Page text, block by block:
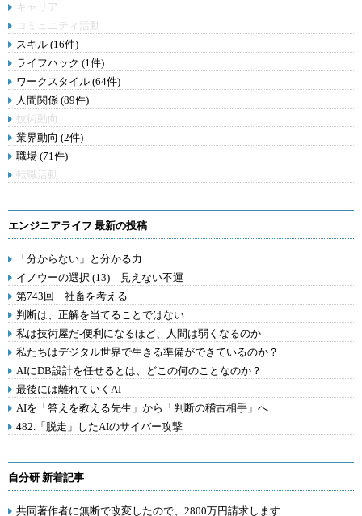
キャリア
コミュニティ活動
スキル (16件)
ライフハック (1件)
ワークスタイル (64件)
人間関係 (89件)
技術動向
業界動向 (2件)
職場 (71件)
転職活動
エンジニアライフ 最新の投稿
「分からない」と分かる力
イノウーの選択 (13) 見えない不運
第743回 社畜を考える
判断は、正解を当てることではない
私は技術屋だ-便利になるほど、人間は弱くなるのか
私たちはデジタル世界で生きる準備ができているのか？
AIにDB設計を任せるとは、どこの何のことなのか？
最後には離れていくAI
AIを「答えを教える先生」から「判断の稽古相手」へ
482.「脱走」したAIのサイバー攻撃
自分研 新着記事
共同著作者に無断で改変したので、2800万円請求します